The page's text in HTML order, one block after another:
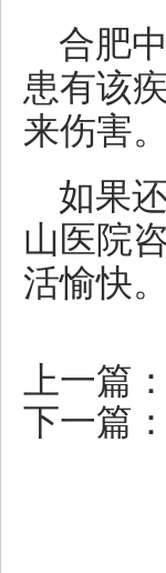
合肥
患有该
来伤害。
如果
山医院
活愉快
上一篇：
下一篇：